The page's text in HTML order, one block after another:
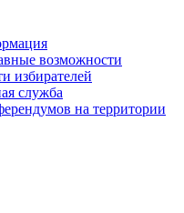
возможности
избирателей
служба
на территории